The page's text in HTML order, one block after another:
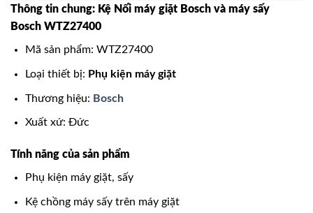
Thông tin chung: Kệ Nối máy giặt Bosch và máy sấy
Bosch WTZ27400
Mã sản phẩm: WTZ27400
Loại thiết bị: Phụ kiện máy giặt
Thương hiệu: Bosch
Xuất xứ: Đức
Tính năng của sản phẩm
Phụ kiện máy giặt, sấy
Kệ chồng máy sấy trên máy giặt